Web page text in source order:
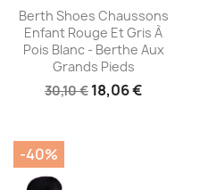
 Aperçu rapide
Berth Shoes Chaussons
Enfant Rouge Et Gris À
Pois Blanc - Berthe Aux
Grands Pieds
30,10 € 18,06 €
-40%